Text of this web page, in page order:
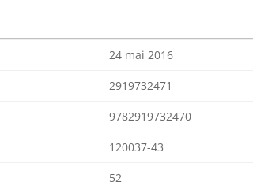
24 mai 2016
2919732471
9782919732470
120037-43
52